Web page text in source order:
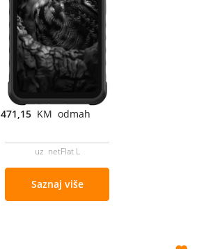
471,15 KM odmah
uz netFlat L
Saznaj više